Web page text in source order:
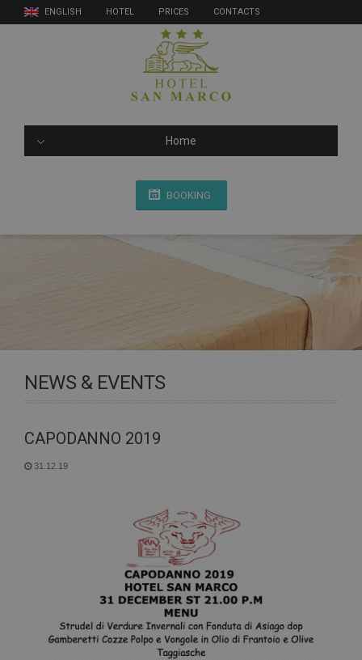
ENGLISH HOTEL PRICES CONTACTS
Home
BOOKING
NEWS & EVENTS
CAPODANNO 2019
31.12.19